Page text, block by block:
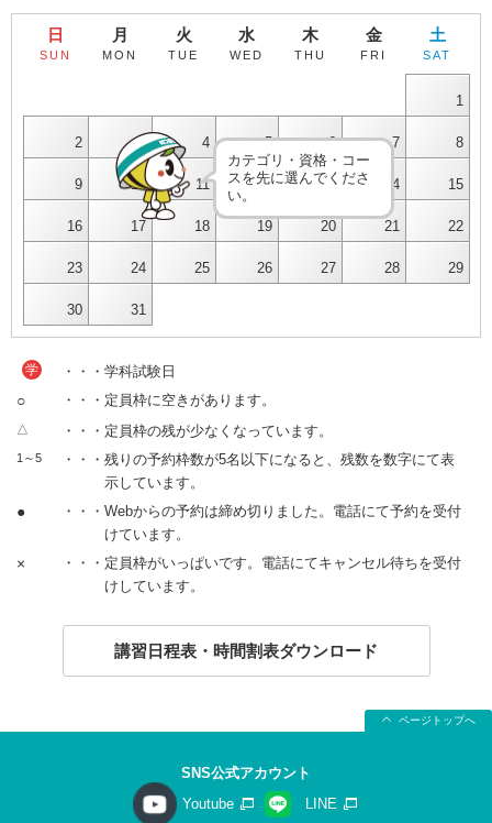
日
SUN
月
MON
火
TUE
水
WED
木
THU
金
FRI
土
SAT
1
2 3 4 5 6 7 8
9 10 11 12 13 14 15
16 17 18 19 20 21 22
23 24 25 26 27 28 29
30 31
カテゴリ・資格・コー
スを先に選んでくださ
い。
学 ・・・学科試験日
○ ・・・定員枠に空きがあります。
△ ・・・定員枠の残が少なくなっています。
1～5
・・・残りの予約枠数が5名以下になると、残数を数字にて表
示しています。
●
・・・Webからの予約は締め切りました。電話にて予約を受付
けています。
×
・・・定員枠がいっぱいです。電話にてキャンセル待ちを受付
けしています。
講習日程表・時間割表ダウンロード
ページトップへ
SNS公式アカウント
Youtube
LINE